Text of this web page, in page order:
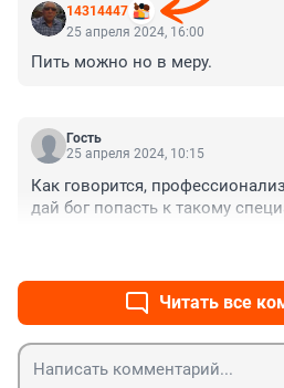
14314447
25 апреля 2024, 16:00
Пить можно но в меру.
Гость
25 апреля 2024, 10:15
Как говорится,
дай бог попасть к такому
Читать все